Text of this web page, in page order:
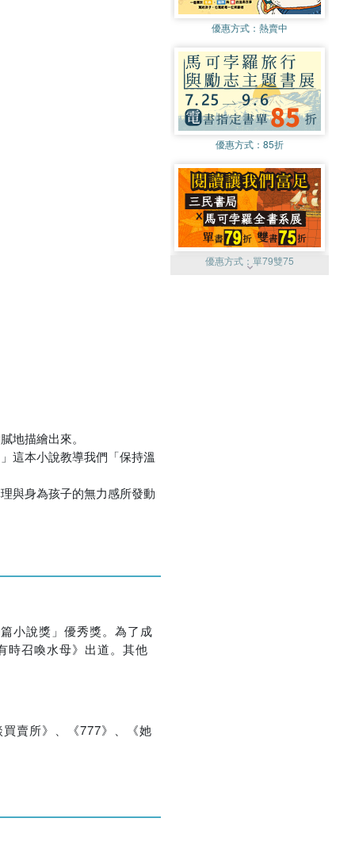
地描繪出來。
這本小說教導我們「保持溫
與身為孩子的無力感所發動
小說獎」優秀獎。為了成
時召喚水母》出道。其他
賣所》、《777》、《她
優惠方式： 熱賣中
優惠方式： 85折
優惠方式： 單79雙75